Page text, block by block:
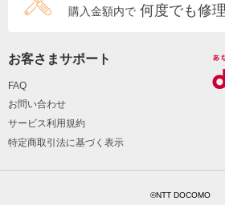
購入金額内で 何度でも修
お客さまサポート
FAQ
お問い合わせ
サービス利用規約
特定商取引法に基づく表示
©NTT DOCOMO